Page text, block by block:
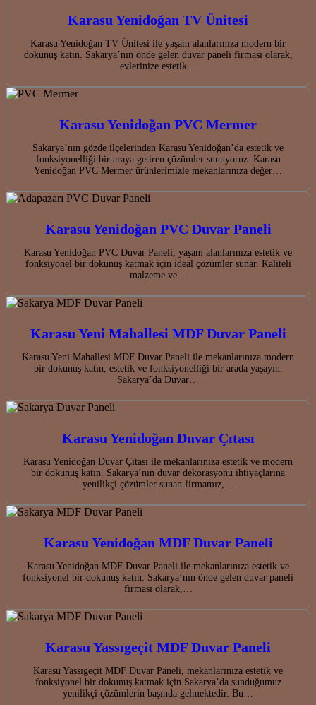
Karasu Yenidoğan TV Ünitesi
Karasu Yenidoğan TV Ünitesi ile yaşam alanlarınıza modern bir
dokunuş katın. Sakarya’nın önde gelen duvar paneli firması olarak,
evlerinize estetik…
Karasu Yenidoğan PVC Mermer
Sakarya’nın gözde ilçelerinden Karasu Yenidoğan’da estetik ve
fonksiyonelliği bir araya getiren çözümler sunuyoruz. Karasu
Yenidoğan PVC Mermer ürünlerimizle mekanlarınıza değer…
Karasu Yenidoğan PVC Duvar Paneli
Karasu Yenidoğan PVC Duvar Paneli, yaşam alanlarınıza estetik ve
fonksiyonel bir dokunuş katmak için ideal çözümler sunar. Kaliteli
malzeme ve…
Karasu Yeni Mahallesi MDF Duvar Paneli
Karasu Yeni Mahallesi MDF Duvar Paneli ile mekanlarınıza modern
bir dokunuş katın, estetik ve fonksiyonelliği bir arada yaşayın.
Sakarya’da Duvar…
Karasu Yenidoğan Duvar Çıtası
Karasu Yenidoğan Duvar Çıtası ile mekanlarınıza estetik ve modern
bir dokunuş katın. Sakarya’nın duvar dekorasyonu ihtiyaçlarına
yenilikçi çözümler sunan firmamız,…
Karasu Yenidoğan MDF Duvar Paneli
Karasu Yenidoğan MDF Duvar Paneli ile mekanlarınıza estetik ve
fonksiyonel bir dokunuş katın. Sakarya’nın önde gelen duvar paneli
firması olarak,…
Karasu Yassıgeçit MDF Duvar Paneli
Karasu Yassıgeçit MDF Duvar Paneli, mekanlarınıza estetik ve
fonksiyonel bir dokunuş katmak için Sakarya’da sunduğumuz
yenilikçi çözümlerin başında gelmektedir. Bu…